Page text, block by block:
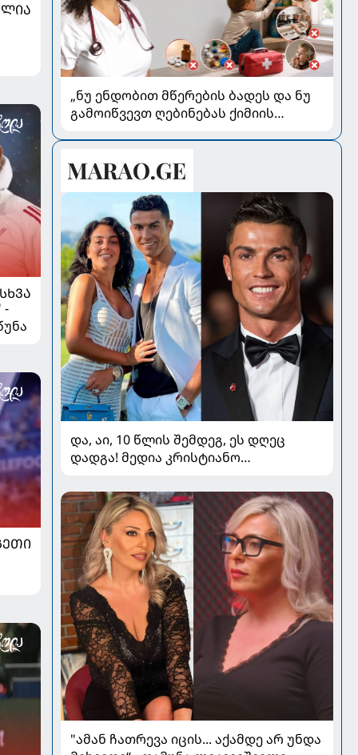
-
„ნუ ენდობით მწერების ბადეს და ნუ
გამოიწვევთ ღებინებას ქიმიის
პედიატრ სალომე ახვლედიანის
რჩევები
და, აი, 10 წლის შემდეგ, ეს დღეც
დადგა! მედია კრისტიანო
როდრიგესის ქორწილზე წერს
"ამან ჩათრევა იცის... აქამდე არ უნდა